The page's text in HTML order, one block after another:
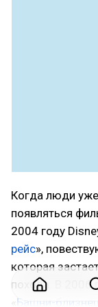
Когда люди уже
появляться
2004 году
рейс»,
которая
похода. В 2006
«Башни-